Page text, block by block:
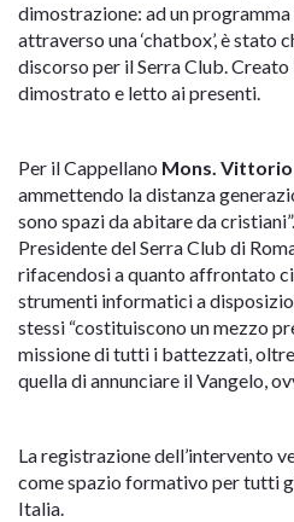
dimostrazione: ad un
attraverso una ‘chatbox’, è stato
discorso per il Serra Club.
dimostrato e letto ai presenti.
Per il Cappellano Mons.
ammettendo la distanza
sono spazi da abitare da
Presidente del Serra Club di
rifacendosi a quanto affrontato
strumenti informatici a
stessi “costituiscono un mezzo
missione di tutti i battezzati,
quella di annunciare il Vangelo,
La registrazione dell’intervento
come spazio formativo per tutti
Italia.